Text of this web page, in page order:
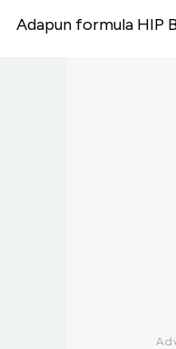
Adapun formula HIP